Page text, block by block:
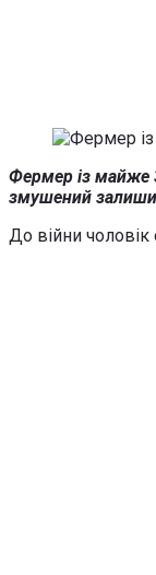
Фермер із майже
змушений
До війни чоловік